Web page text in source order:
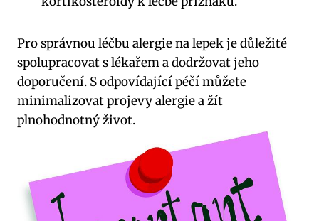
Pro správnou léčbu alergie na lepek je důležité
spolupracovat s lékařem a dodržovat jeho
doporučení. S odpovídající péčí můžete
minimalizovat projevy alergie a žít
plnohodnotný život.